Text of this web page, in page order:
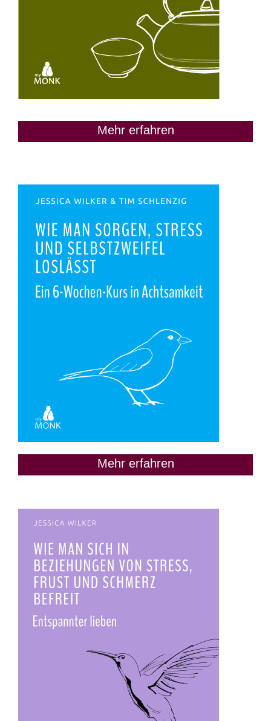
Mehr erfahren
Mehr erfahren